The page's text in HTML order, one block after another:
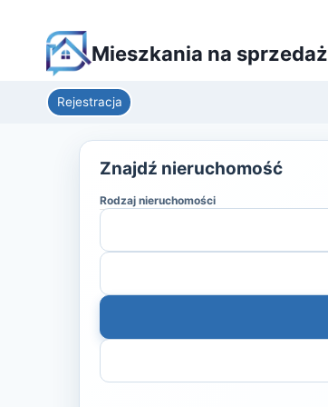
Mieszkania na sprzedaż
Rejestracja
Znajdź nieruchomość
Rodzaj nieruchomości